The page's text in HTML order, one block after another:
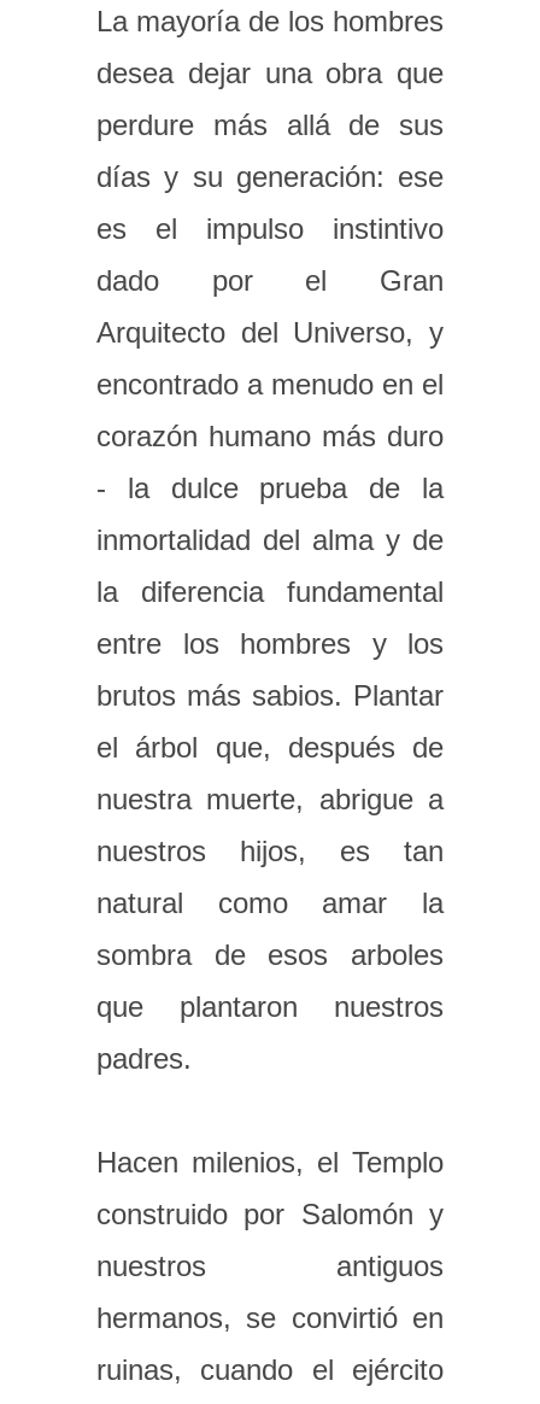
La mayoría de los hombres
desea dejar una obra que
perdure más allá de sus
días y su generación: ese
es el impulso instintivo
dado por el Gran
Arquitecto del Universo, y
encontrado a menudo en el
corazón humano más duro
- la dulce prueba de la
inmortalidad del alma y de
la diferencia fundamental
entre los hombres y los
brutos más sabios. Plantar
el árbol que, después de
nuestra muerte, abrigue a
nuestros hijos, es tan
natural como amar la
sombra de esos arboles
que plantaron nuestros
padres.
Hacen milenios, el Templo
construido por Salomón y
nuestros antiguos
hermanos, se convirtió en
ruinas, cuando el ejército